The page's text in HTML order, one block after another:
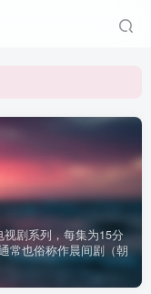
常微信扫码支付。
常微信扫码支付。
剧系列，每集为15分
常也俗称作晨间剧（朝